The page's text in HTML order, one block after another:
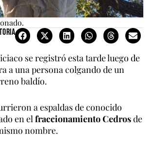
se registró esta tarde luego de
a una persona colgando de un
baldío.
a espaldas de conocido
en el fraccionamiento Cedrosde
nombre.